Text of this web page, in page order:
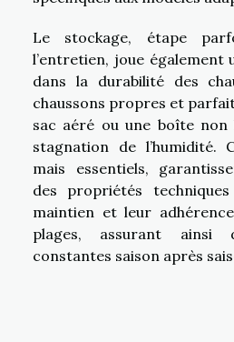
Le stockage, étape
l’entretien, joue
dans la durabilité des
chaussons propres et
sac aéré ou une boîte non
stagnation de l’humidité.
mais essentiels,
des propriétés
maintien et leur
plages, assurant ainsi
constantes saison après